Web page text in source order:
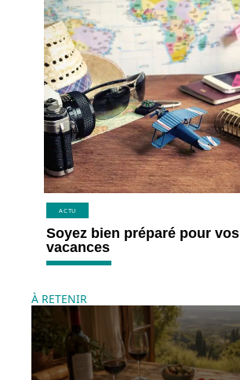
ACTU
Soyez bien préparé pour vos
vacances
À RETENIR